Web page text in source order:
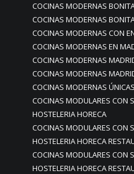
COCINAS MODERNAS
COCINAS MODERNAS
COCINAS MODERNAS CON
COCINAS MODERNAS EN
COCINAS MODERNAS
COCINAS MODERNAS
COCINAS MODERNAS
COCINAS MODULARES CON
HOSTELERIA HORECA
COCINAS MODULARES CON
HOSTELERIA HORECA
COCINAS MODULARES CON
HOSTELERIA HORECA